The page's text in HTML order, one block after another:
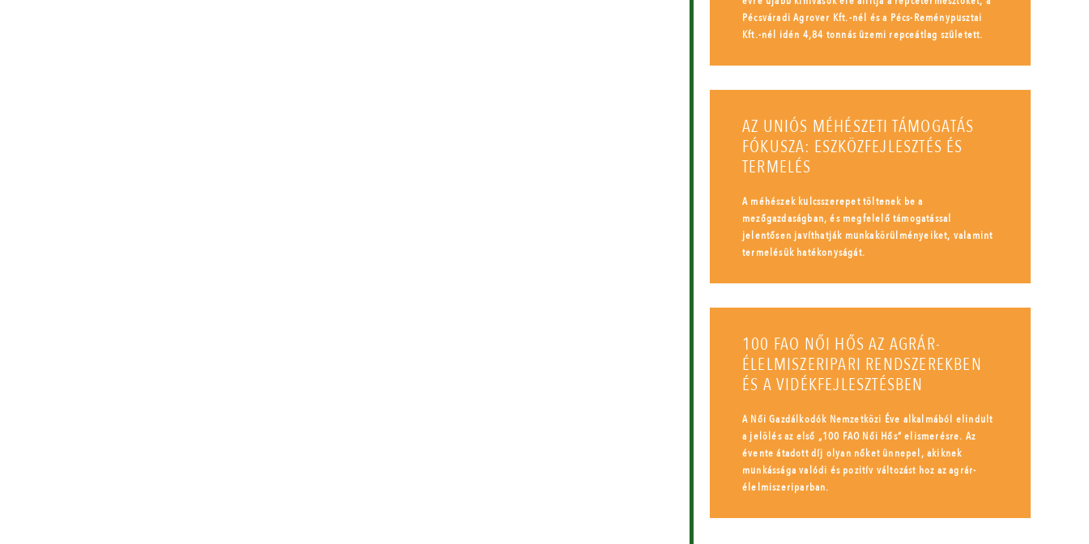
Pécsváradi Agrover Kft.-nél és a Pécs-Reménypusztai
Kft.-nél idén 4,84 tonnás üzemi repceátlag született.
AZ UNIÓS MÉHÉSZETI TÁMOGATÁS
FÓKUSZA: ESZKÖZFEJLESZTÉS ÉS
TERMELÉS
A méhészek kulcsszerepet töltenek be a
mezőgazdaságban, és megfelelő támogatással
jelentősen javíthatják munkakörülményeiket, valamint
termelésük hatékonyságát.
100 FAO NŐI HŐS AZ AGRÁR-
ÉLELMISZERIPARI RENDSZEREKBEN
ÉS A VIDÉKFEJLESZTÉSBEN
A Női Gazdálkodók Nemzetközi Éve alkalmából elindult
a jelölés az első „100 FAO Női Hős” elismerésre. Az
évente átadott díj olyan nőket ünnepel, akiknek
munkássága valódi és pozitív változást hoz az agrár-
élelmiszeriparban.